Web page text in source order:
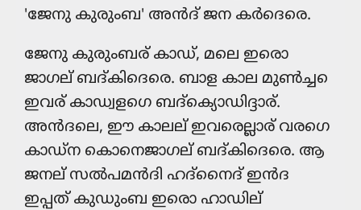
'ജേനു കുരും‍ബ' അൻദ് ജന കർദെരെ.
ജേനു കുരും‍ബര് കാഡ്, മലെ ഇരൊ
ജാഗല് ബദ്കിദെരെ. ബാള കാല മുൺച്ച‌െ
ഇവര് കാഡ്വളഗെ ബദ്ക്യൊഡിദ്ദാര്.
അൻദലെ, ഈ കാലല് ഇവരെല്ലാര് വരഗെ
കാഡ്ന കൊനെജാഗല് ബദ്കിദെരെ. ആ
ജനല് സൽപമൻദി ഹദ്നൈദ് ഇൻദ
ഇപ്പത് കുഡും‍ബ ഇരൊ ഹാഡില്